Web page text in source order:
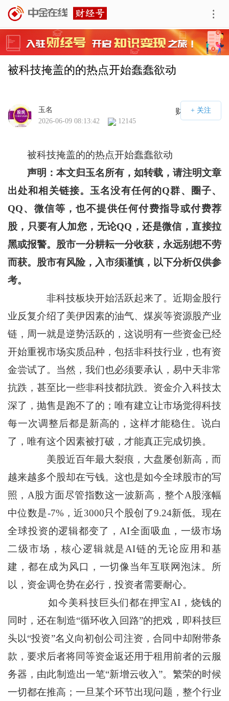
被科技掩盖的的热点开始蠢蠢欲动
财经号APP
玉名
2026-06-09 08:13:42
12145
被科技掩盖的的热点开始蠢蠢欲动
声明：本文归玉名所有，如转载，请注明文章
出处和相关链接。玉名没有任何的Q群、圈子、
QQ、微信等，也不提供任何付费指导或付费荐
股，只要有人加您，无论QQ，还是微信，直接拉
黑或报警。股市一分耕耘一分收获，永远别想不劳
而获。股市有风险，入市须谨慎，以下分析仅供参
考。
非科技板块开始活跃起来了。近期金股行
业反复介绍了美伊因素的油气、煤炭等资源股产业
链，周一就是逆势活跃的，这说明有一些资金已经
开始重视市场实质品种，包括非科技行业，也有资
金尝试了。当然，我们也必须要承认，易中天非常
抗跌，甚至比一些非科技都抗跌。资金介入科技太
深了，抛售是跑不了的；唯有建立让市场觉得科技
每一次调整后都是新高的，这样才能稳住。说白
了，唯有这个因素被打破，才能真正完成切换。
美股近百年最大裂痕，大盘屡创新高，而
越来越多个股却在亏钱。这也是如今全球股市的写
照，A股方面尽管指数这一波新高，整个A股涨幅
中位数是-7%，近3000只个股创了9.24新低。现在
全球投资的逻辑都变了，AI全面吸血，一级市场
二级市场，核心逻辑就是AI链的无论应用和基
建，都在成为风口，一切像当年互联网泡沫。所
以，资金调仓势在必行，投资者需要耐心。
如今美科技巨头们都在押宝AI，烧钱的
同时，还在制造“循环收入回路”的把戏，即科技巨
头以“投资”名义向初创公司注资，合同中却附带条
款，要求后者将同等资金返还用于租用前者的云服
务器，由此制造出一笔“新增云收入”。繁荣的时候
一切都在推高；一旦某个环节出现问题，整个行业